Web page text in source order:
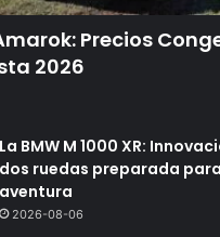
Precios
2026
La BMW M 1000 XR:
dos ruedas preparada
aventura
2026-08-06